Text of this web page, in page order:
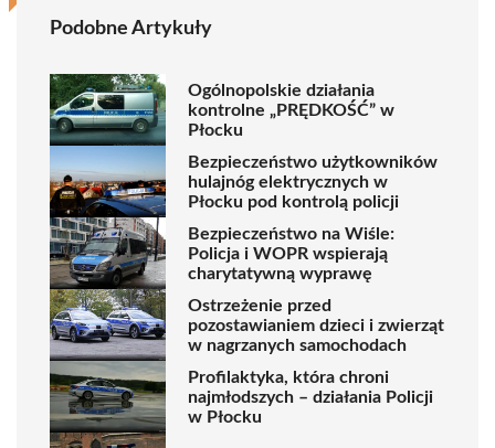
Podobne Artykuły
Ogólnopolskie działania
kontrolne „PRĘDKOŚĆ” w
Płocku
Bezpieczeństwo użytkowników
hulajnóg elektrycznych w
Płocku pod kontrolą policji
Bezpieczeństwo na Wiśle:
Policja i WOPR wspierają
charytatywną wyprawę
Ostrzeżenie przed
pozostawianiem dzieci i zwierząt
w nagrzanych samochodach
Profilaktyka, która chroni
najmłodszych – działania Policji
w Płocku